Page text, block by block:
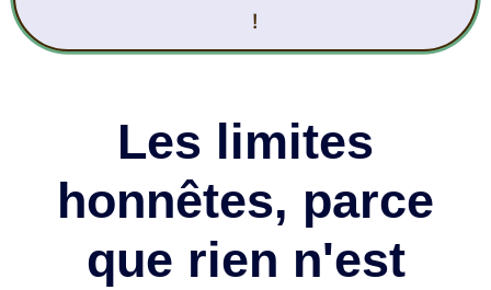
!
Les limites
honnêtes, parce
que rien n'est